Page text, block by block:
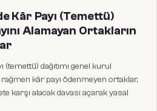
Kâr Payı (Temettü)
Alamayan Ortakların
dağıtımı genel kurul
kâr payı ödenmeyen ortaklar,
karşı alacak davası açarak yasal